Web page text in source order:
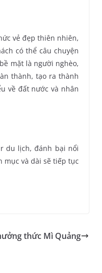
vẻ đẹp thiên nhiên,
có thể câu chuyện
mặt là người nghèo,
thành, tạo ra thành
về đất nước và nhân
du lịch, đánh bại nổi
và dài sẽ tiếp tục
thức Mì Quảng